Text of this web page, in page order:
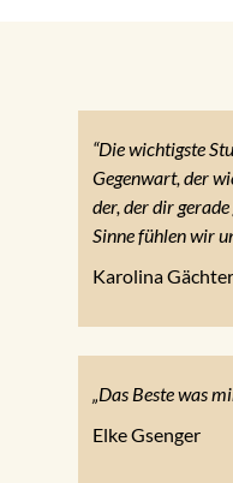
“Die wichtigste
Gegenwart, der
der, der dir
Sinne fühlen wir
Karolina Gächter
„Das Beste was
Elke Gsenger